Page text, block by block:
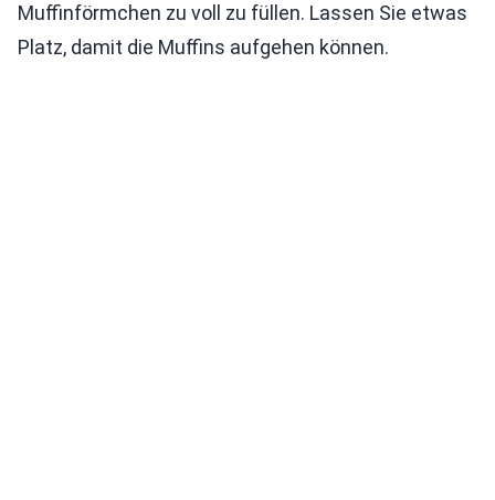
Muffinförmchen zu voll zu füllen. Lassen Sie etwas
Platz, damit die Muffins aufgehen können.